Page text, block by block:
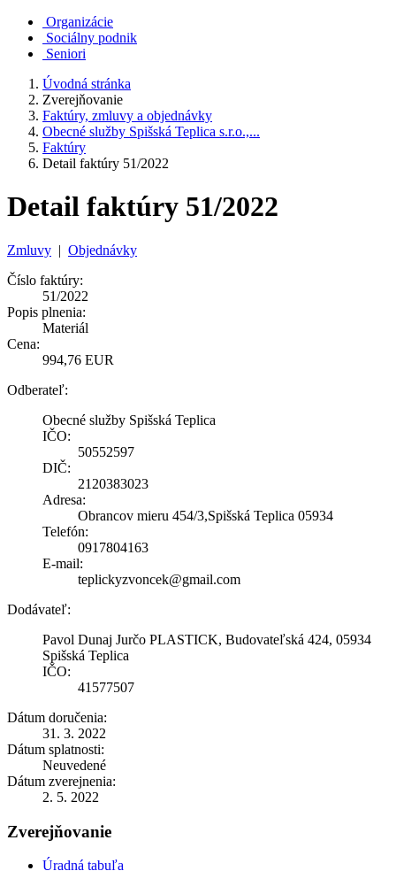
Organizácie
Sociálny podnik
Seniori
Úvodná stránka
Zverejňovanie
Faktúry, zmluvy a objednávky
Obecné služby Spišská Teplica s.r.o.,...
Faktúry
Detail faktúry 51/2022
Detail faktúry 51/2022
Zmluvy | Objednávky
Číslo faktúry:
51/2022
Popis plnenia:
Materiál
Cena:
994,76 EUR
Odberateľ:
Obecné služby Spišská Teplica
IČO:
50552597
DIČ:
2120383023
Adresa:
Obrancov mieru 454/3,Spišská Teplica 05934
Telefón:
0917804163
E-mail:
teplickyzvoncek@gmail.com
Dodávateľ:
Pavol Dunaj Jurčo PLASTICK, Budovateľská 424, 05934
Spišská Teplica
IČO:
41577507
Dátum doručenia:
31. 3. 2022
Dátum splatnosti:
Neuvedené
Dátum zverejnenia:
2. 5. 2022
Zverejňovanie
Úradná tabuľa